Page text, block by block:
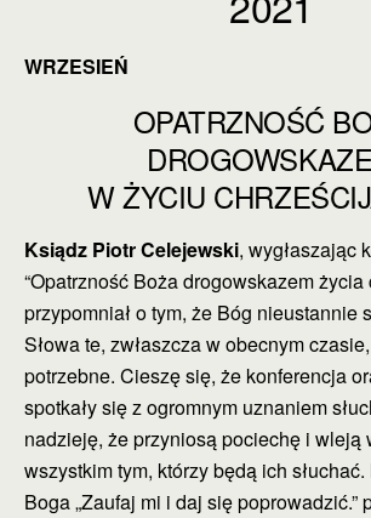
WRZESIEŃ
OPATRZNOŚĆ
W ŻYCIU
Ksiądz Piotr Celejewski, wygłaszając
“Opatrzność Boża drogowskazem życia
przypomniał o tym, że Bóg nieustannie
Słowa te, zwłaszcza w obecnym
potrzebne. Cieszę się, że konferencja
spotkały się z ogromnym uznaniem
nadzieję, że przyniosą pociechę i wleją
wszystkim tym, którzy będą ich
Boga „Zaufaj mi i daj się poprowadzić.”